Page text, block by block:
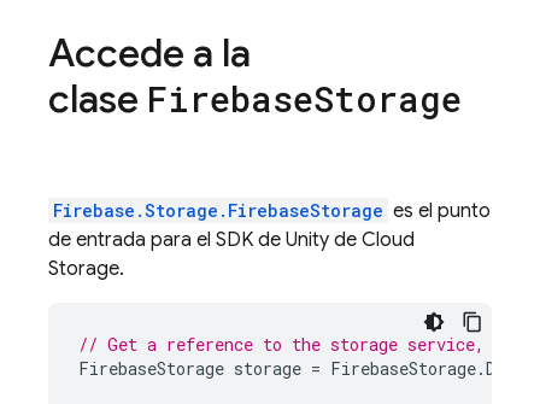
Accede a la
clase FirebaseStorage
Firebase.Storage.FirebaseStorage es el punto
de entrada para el SDK de Unity de Cloud
Storage.
// Get a reference to the storage service,
FirebaseStorage storage = FirebaseStorage.